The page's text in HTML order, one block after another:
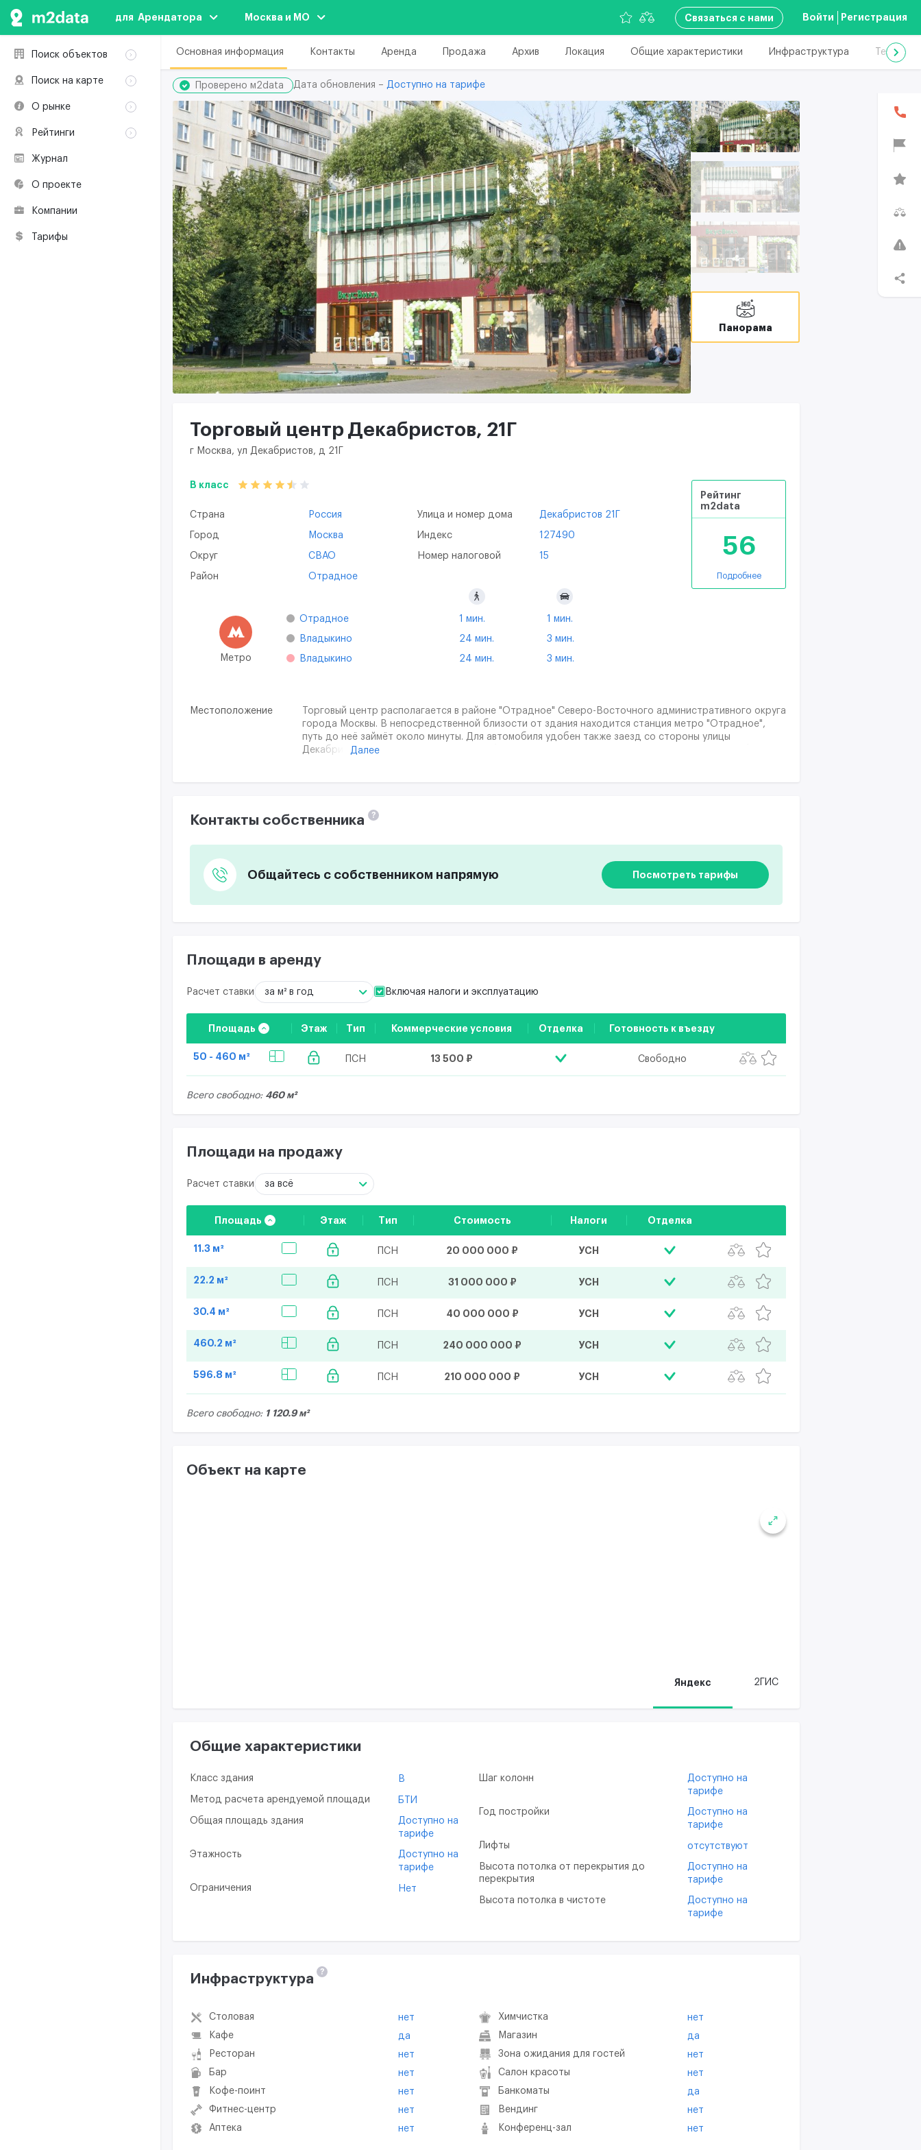
для  Арендатора Москва и МО Связаться с нами Войти Регистрация
Поиск объектов
Здания
Коворкинги
Поиск на карте
Здания
О рынке
Классификация
Премии по
Экологическая
ресурсы
Рейтинги
Журнал
О проекте
Компании
Тарифы
Основная информация Контакты Аренда Продажа Архив Локация Общие характеристики Инфраструктура
Проверено м2data Дата обновления – Доступно на тарифе
Панорама
Торговый центр Декабристов, 21Г
г Москва, ул Декабристов, д 21Г
B класс
Страна Россия
Город Москва
Округ СВАО
Район Отрадное
Улица и номер дома Декабристов 21Г
Индекс 127490
Номер налоговой 15
Метро
Отрадное 1 мин. 1 мин.
Владыкино 24 мин. 3 мин.
Владыкино 24 мин. 3 мин.
Рейтинг
m2data
56
Подробнее
Местоположение
Торговый центр располагается в районе "Отрадное" Северо-Восточного административного округа
города Москвы. В непосредственной близости от здания находится станция метро "Отрадное",
путь до неё займёт около минуты. Для автомобиля удобен также заезд со стороны улицы
Декабристов, а со стороны Северного бульвара всего за несколько минутах езды можно добраться
Далее
Контакты собственника ?
Общайтесь с собственником напрямую Посмотреть тарифы
Площади в аренду
Расчет ставки за м² в год Включая налоги и эксплуатацию
Площадь Этаж Тип Коммерческие условия Отделка Готовность к въезду
50 - 460 м² ПСН 13 500 ₽ Свободно
Всего свободно: 460 м²
Площади на продажу
Расчет ставки за всё
Площадь Этаж Тип Стоимость Налоги Отделка
11.3 м² ПСН 20 000 000 ₽ УСН
22.2 м² ПСН 31 000 000 ₽ УСН
30.4 м² ПСН 40 000 000 ₽ УСН
460.2 м² ПСН 240 000 000 ₽ УСН
596.8 м² ПСН 210 000 000 ₽ УСН
Всего свободно: 1 120.9 м²
Объект на карте
Яндекс 2ГИС
Общие характеристики
Класс здания B
Метод расчета арендуемой площади БТИ
Общая площадь здания
Доступно на
тарифе
Этажность
Доступно на
тарифе
Ограничения Нет
Шаг колонн
Доступно на
тарифе
Год постройки
Доступно на
тарифе
Лифты отсутствуют
Высота потолка от перекрытия до
перекрытия
Доступно на
тарифе
Высота потолка в чистоте
Доступно на
тарифе
Инфраструктура ?
Столовая
нет
Кафе
да
Ресторан
нет
Бар
нет
Кофе-поинт
нет
Фитнес-центр
нет
Аптека
нет
Химчистка
нет
Магазин
да
Зона ожидания для гостей
нет
Салон красоты
нет
Банкоматы
да
Вендинг
нет
Конференц-зал
нет